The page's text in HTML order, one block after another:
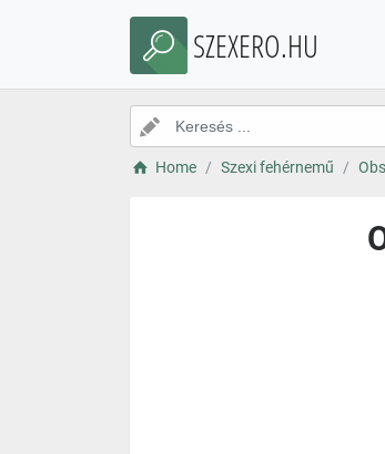
SZEXERO.HU
Home Szexi fehérnemű